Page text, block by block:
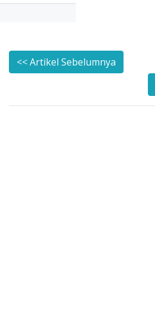
<< Artikel Sebelumnya